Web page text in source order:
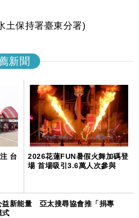
土保持署臺東分署)
新聞
台
2026花蓮FUN暑假火舞加碼登
場 首場吸引3.6萬人次參與
益新能量 亞太搜尋協會推「捐專
式